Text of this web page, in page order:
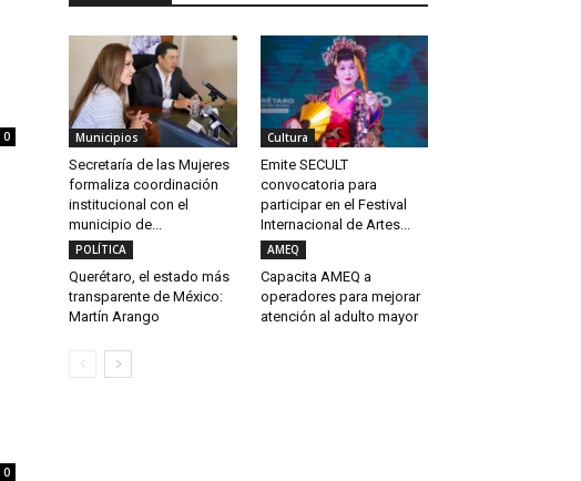
0
0
Municipios
Secretaría de las Mujeres
formaliza coordinación
institucional con el
municipio de...
Cultura
Emite SECULT
convocatoria para
participar en el Festival
Internacional de Artes...
POLÍTICA
Querétaro, el estado más
transparente de México:
Martín Arango
AMEQ
Capacita AMEQ a
operadores para mejorar
atención al adulto mayor